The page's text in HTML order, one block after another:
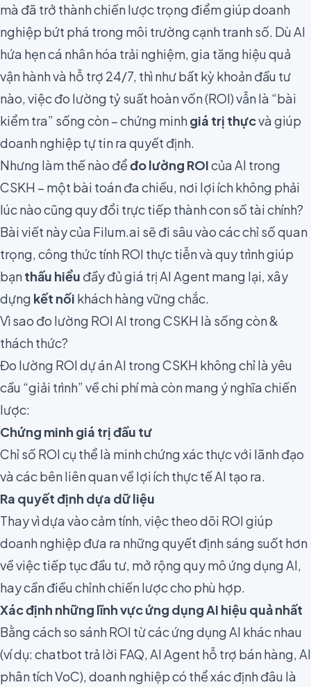
mà đã trở thành chiến lược trọng điểm giúp doanh
nghiệp bứt phá trong môi trường cạnh tranh số. Dù AI
hứa hẹn cá nhân hóa trải nghiệm, gia tăng hiệu quả
vận hành và hỗ trợ 24/7, thì như bất kỳ khoản đầu tư
nào, việc đo lường tỷ suất hoàn vốn (ROI) vẫn là “bài
kiểm tra” sống còn – chứng minhgiá trị thựcvà giúp
doanh nghiệp tự tin ra quyết định.
Nhưng làm thế nào đểđo lường ROIcủa AI trong
CSKH – một bài toán đa chiều, nơi lợi ích không phải
lúc nào cũng quy đổi trực tiếp thành con số tài chính?
Bài viết này của Filum.ai sẽ đi sâu vào các chỉ số quan
trọng, công thức tính ROI thực tiễn và quy trình giúp
bạnthấu hiểu đầy đủ giá trị AI Agent mang lại, xây
dựng kết nối khách hàng vững chắc.
Vì sao đo lường ROI AI trong CSKH là sống còn &
thách thức?
Đo lường ROI dự án AI trong CSKH không chỉ là yêu
cầu “giải trình” về chi phí mà còn mang ý nghĩa chiến
lược:
Chứng minh giá trị đầu tư
Chỉ số ROI cụ thể là minh chứng xác thực với lãnh đạo
và các bên liên quan về lợi ích thực tế AI tạo ra.
Ra quyết định dựa dữ liệu
Thay vì dựa vào cảm tính, việc theo dõi ROI giúp
doanh nghiệp đưa ra những quyết định sáng suốt hơn
về việc tiếp tục đầu tư, mở rộng quy mô ứng dụng AI,
hay cần điều chỉnh chiến lược cho phù hợp.
Xác định những lĩnh vực ứng dụng AI hiệu quả nhất
Bằng cách so sánh ROI từ các ứng dụng AI khác nhau
(ví dụ: chatbot trả lời FAQ, AI Agent hỗ trợ bán hàng, AI
phân tích VoC), doanh nghiệp có thể xác định đâu là